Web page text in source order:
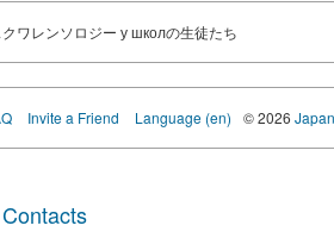
クワレンソロジー у школの生徒たち
Invite a Friend Language (en) © 2026